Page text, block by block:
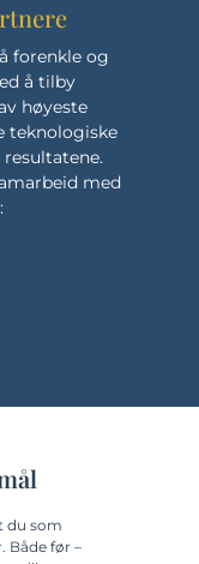
forenkle og
å tilby
høyeste
teknologiske
med
du som
Både før –